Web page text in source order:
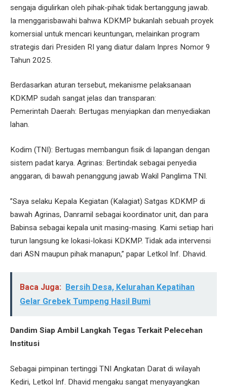
sengaja digulirkan oleh pihak-pihak tidak bertanggung jawab.
Ia menggarisbawahi bahwa KDKMP bukanlah sebuah proyek
komersial untuk mencari keuntungan, melainkan program
strategis dari Presiden RI yang diatur dalam Inpres Nomor 9
Tahun 2025.
​Berdasarkan aturan tersebut, mekanisme pelaksanaan
KDKMP sudah sangat jelas dan transparan:
​Pemerintah Daerah: Bertugas menyiapkan dan menyediakan
lahan.
Kodim (TNI): Bertugas membangun fisik di lapangan dengan
sistem padat karya. Agrinas: Bertindak sebagai penyedia
anggaran, di bawah penanggung jawab Wakil Panglima TNI.
​”Saya selaku Kepala Kegiatan (Kalagiat) Satgas KDKMP di
bawah Agrinas, Danramil sebagai koordinator unit, dan para
Babinsa sebagai kepala unit masing-masing. Kami setiap hari
turun langsung ke lokasi-lokasi KDKMP. Tidak ada intervensi
dari ASN maupun pihak manapun,” papar Letkol Inf. Dhavid.
Baca Juga: Bersih Desa, Kelurahan Kepatihan
Gelar Grebek Tumpeng Hasil Bumi
Dandim Siap Ambil Langkah Tegas Terkait Pelecehan
Institusi
Sebagai pimpinan tertinggi TNI Angkatan Darat di wilayah
Kediri, Letkol Inf. Dhavid mengaku sangat menyayangkan